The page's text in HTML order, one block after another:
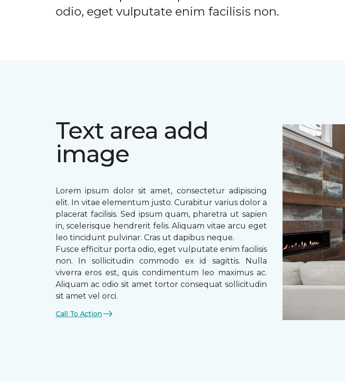
odio, eget vulputate enim facilisis non.
Text area add
image
Lorem ipsum dolor sit amet, consectetur adipiscing
elit. In vitae elementum justo. Curabitur varius dolor a
placerat facilisis. Sed ipsum quam, pharetra ut sapien
in, scelerisque hendrerit felis. Aliquam vitae arcu eget
leo tincidunt pulvinar. Cras ut dapibus neque.
Fusce efficitur porta odio, eget vulputate enim facilisis
non. In sollicitudin commodo ex id sagittis. Nulla
viverra eros est, quis condimentum leo maximus ac.
Aliquam ac odio sit amet tortor consequat sollicitudin
sit amet vel orci.
Call To Action